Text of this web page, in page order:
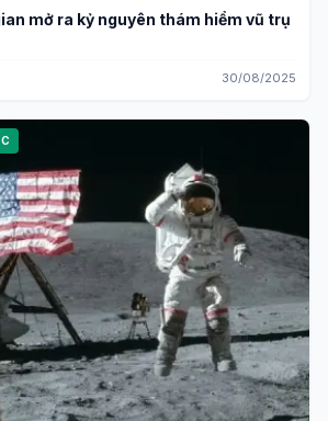
mở ra kỷ nguyên thám hiểm vũ trụ
30/08/2025